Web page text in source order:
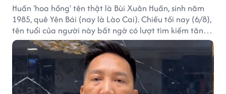
Huấn 'hoa hồng' tên thật là Bùi Xuân Huấn, sinh năm
1985, quê Yên Bái (nay là Lào Cai). Chiều tối nay (6/8),
tên tuổi của người này bất ngờ có lượt tìm kiếm tăng
vọt.